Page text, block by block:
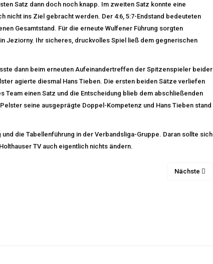
Satz dann doch noch knapp. Im zweiten Satz konnte eine
nicht ins Ziel gebracht werden. Der 4:6, 5:7-Endstand bedeuteten
Gesamtstand. Für die erneute Wulfener Führung sorgten
Jeziorny. Ihr sicheres, druckvolles Spiel ließ dem gegnerischen
dann beim erneuten Aufeinandertreffen der Spitzenspieler beider
agierte diesmal Hans Tieben. Die ersten beiden Sätze verliefen
Team einen Satz und die Entscheidung blieb dem abschließenden
seine ausgeprägte Doppel-Kompetenz und Hans Tieben stand
die Tabellenführung in der Verbandsliga-Gruppe. Daran sollte sich
TV auch eigentlich nichts ändern.
Nächste